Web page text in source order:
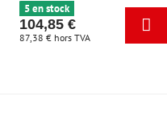
5 en stock
104,85 €
87,38 € hors TVA